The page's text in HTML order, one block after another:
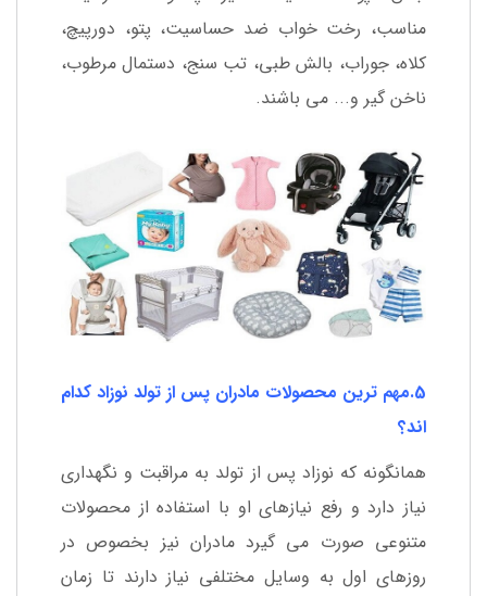
مناسب، رخت خواب ضد حساسیت، پتو، دورپیچ،
کلاه، جوراب، بالش طبی، تب سنج، دستمال مرطوب،
ناخن گیر و... می باشند.
5.مهم ترین محصولات مادران پس از تولد نوزاد کدام
اند؟
همانگونه که نوزاد پس از تولد به مراقبت و نگهداری
نیاز دارد و رفع نیازهای او با استفاده از محصولات
متنوعی صورت می گیرد مادران نیز بخصوص در
روزهای اول به وسایل مختلفی نیاز دارند تا زمان